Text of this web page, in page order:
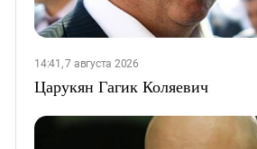
14:41, 7 августа 2026
Царукян Гагик Коляевич